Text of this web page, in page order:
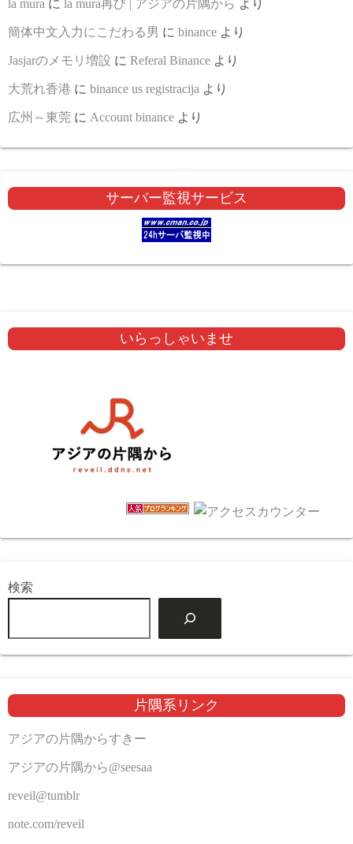
la mura に la mura再び | アジアの片隅から より
簡体中文入力にこだわる男 に binance より
Jasjarのメモリ増設 に Referal Binance より
大荒れ香港 に binance us registracija より
広州～東莞 に Account binance より
サーバー監視サービス
いらっしゃいませ
検索
片隅系リンク
アジアの片隅からすきー
アジアの片隅から@seesaa
reveil@tumblr
note.com/reveil